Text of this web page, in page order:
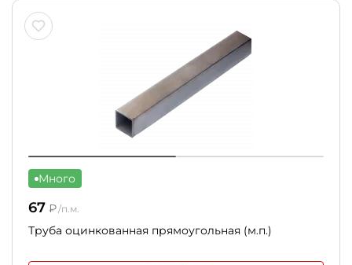
Много
67 ₽/п.м.
Труба оцинкованная прямоугольная (м.п.)